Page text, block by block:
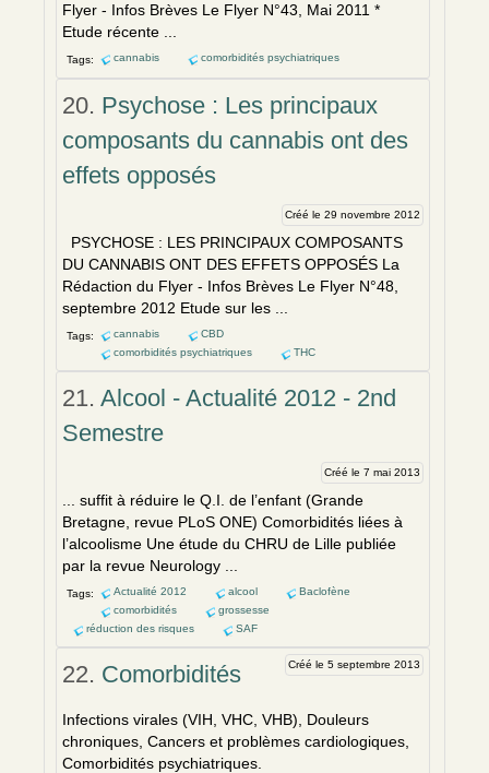
Flyer - Infos Brèves Le Flyer N°43, Mai 2011 *
Etude récente ...
Tags: cannabis comorbidités psychiatriques
20. Psychose : Les principaux
composants du cannabis ont des
effets opposés
Créé le 29 novembre 2012
PSYCHOSE : LES PRINCIPAUX COMPOSANTS
DU CANNABIS ONT DES EFFETS OPPOSÉS La
Rédaction du Flyer - Infos Brèves Le Flyer N°48,
septembre 2012 Etude sur les ...
Tags: cannabis
CBD
comorbidités psychiatriques
THC
21. Alcool - Actualité 2012 - 2nd
Semestre
Créé le 7 mai 2013
... suffit à réduire le Q.I. de l’enfant (Grande
Bretagne, revue PLoS ONE) Comorbidités liées à
l’alcoolisme Une étude du CHRU de Lille publiée
par la revue Neurology ...
Tags: Actualité 2012 alcool
Baclofène
comorbidités
grossesse
réduction des risques
SAF
22. Comorbidités Créé le 5 septembre 2013
Infections virales (VIH, VHC, VHB), Douleurs
chroniques, Cancers et problèmes cardiologiques,
Comorbidités psychiatriques.